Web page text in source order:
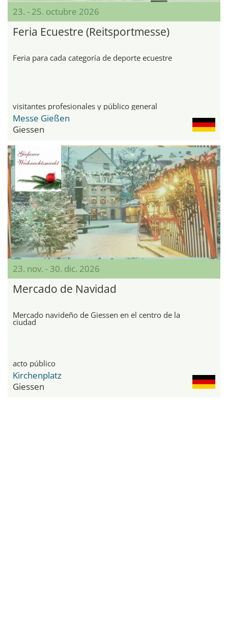
23. - 25. octubre 2026
Feria Ecuestre (Reitsportmesse)
Feria para cada categoría de deporte ecuestre
visitantes profesionales y público general
Messe Gießen
Giessen
23. nov. - 30. dic. 2026
Mercado de Navidad
Mercado navideño de Giessen en el centro de la
ciudad
acto público
Kirchenplatz
Giessen